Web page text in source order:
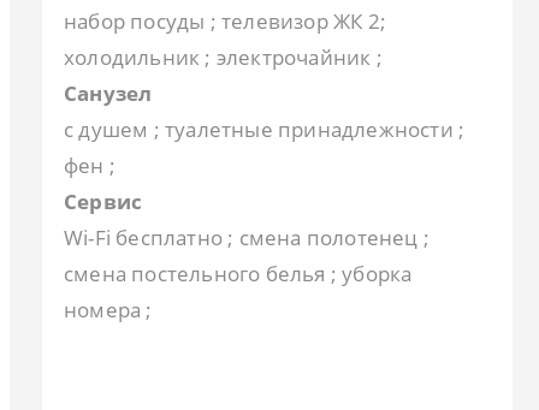
набор посуды ; телевизор ЖК 2;
холодильник ; электрочайник ;
Санузел
с душем ; туалетные принадлежности ;
фен ;
Сервис
Wi-Fi бесплатно ; смена полотенец ;
смена постельного белья ; уборка
номера ;